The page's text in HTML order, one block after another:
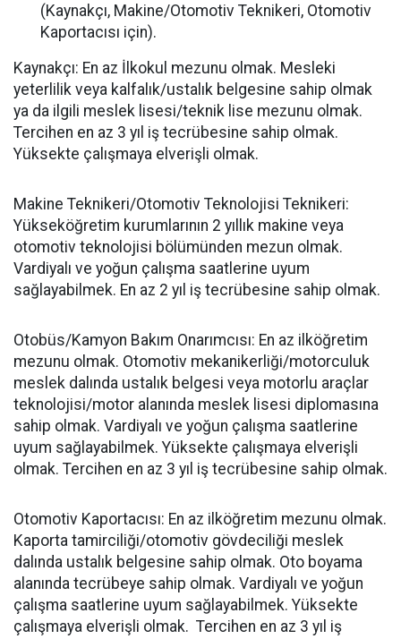
(Kaynakçı, Makine/Otomotiv Teknikeri, Otomotiv
Kaportacısı için).
Kaynakçı: En az İlkokul mezunu olmak. Mesleki
yeterlilik veya kalfalık/ustalık belgesine sahip olmak
ya da ilgili meslek lisesi/teknik lise mezunu olmak.
Tercihen en az 3 yıl iş tecrübesine sahip olmak.
Yüksekte çalışmaya elverişli olmak.
Makine Teknikeri/Otomotiv Teknolojisi Teknikeri:
Yükseköğretim kurumlarının 2 yıllık makine veya
otomotiv teknolojisi bölümünden mezun olmak.
Vardiyalı ve yoğun çalışma saatlerine uyum
sağlayabilmek. En az 2 yıl iş tecrübesine sahip olmak.
Otobüs/Kamyon Bakım Onarımcısı: En az ilköğretim
mezunu olmak. Otomotiv mekanikerliği/motorculuk
meslek dalında ustalık belgesi veya motorlu araçlar
teknolojisi/motor alanında meslek lisesi diplomasına
sahip olmak. Vardiyalı ve yoğun çalışma saatlerine
uyum sağlayabilmek. Yüksekte çalışmaya elverişli
olmak. Tercihen en az 3 yıl iş tecrübesine sahip olmak.
Otomotiv Kaportacısı: En az ilköğretim mezunu olmak.
Kaporta tamirciliği/otomotiv gövdeciliği meslek
dalında ustalık belgesine sahip olmak. Oto boyama
alanında tecrübeye sahip olmak. Vardiyalı ve yoğun
çalışma saatlerine uyum sağlayabilmek. Yüksekte
çalışmaya elverişli olmak. Tercihen en az 3 yıl iş